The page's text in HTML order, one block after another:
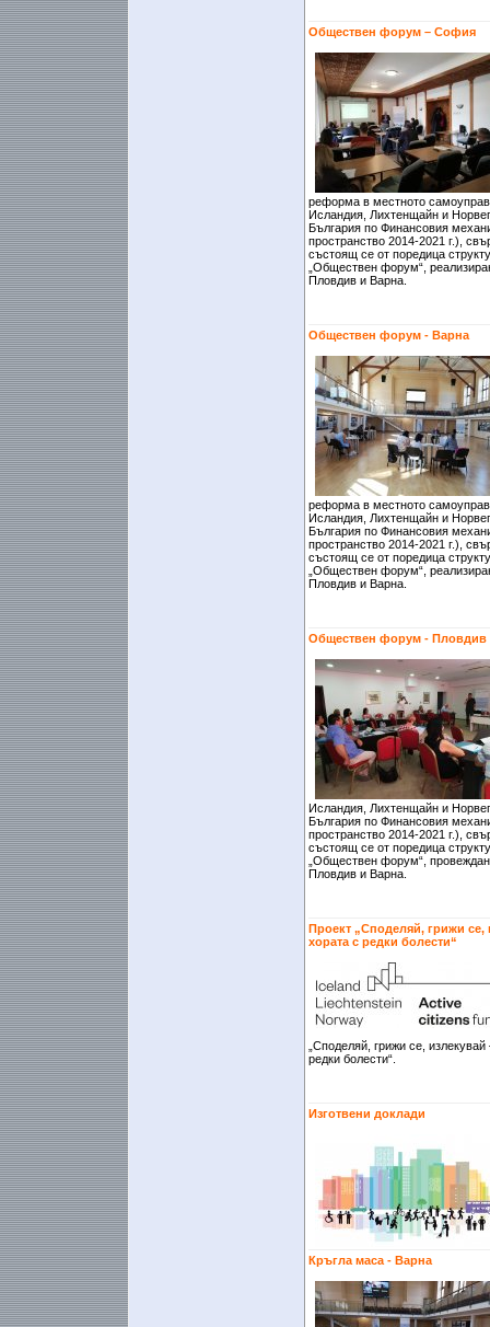
Обществен форум – София
реформа в местното
Исландия, Лихтенщайн и
България по Финансовия
пространство 2014-2021 г.),
състоящ се от поредица
„Обществен форум“,
Пловдив и Варна.
Обществен форум - Варна
реформа в местното
Исландия, Лихтенщайн и
България по Финансовия
пространство 2014-2021 г.),
състоящ се от поредица
„Обществен форум“,
Пловдив и Варна.
Обществен форум - Пловдив
Исландия, Лихтенщайн и
България по Финансовия
пространство 2014-2021 г.),
състоящ се от поредица
„Обществен форум“,
Пловдив и Варна.
Проект „Споделяй, грижи се,
хората с редки болести“
„Споделяй, грижи се,
редки болести“.
Изготвени доклади
Кръгла маса - Варна